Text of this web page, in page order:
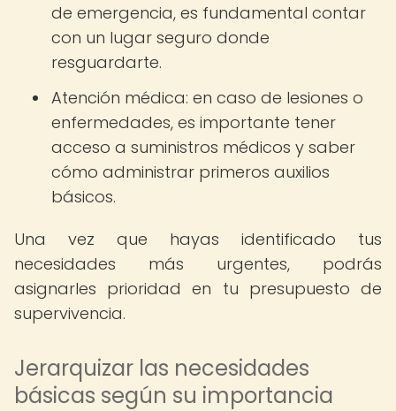
de emergencia, es fundamental contar
con un lugar seguro donde
resguardarte.
Atención médica: en caso de lesiones o
enfermedades, es importante tener
acceso a suministros médicos y saber
cómo administrar primeros auxilios
básicos.
Una vez que hayas identificado tus
necesidades más urgentes, podrás
asignarles prioridad en tu presupuesto de
supervivencia.
Jerarquizar las necesidades
básicas según su importancia